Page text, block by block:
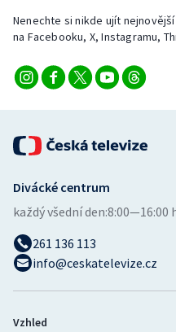
Vodní slalom
Ostatní
Nenechte si nikde ujít
na Facebooku, X, Instagramu,
Divácké centrum
každý všední den:8:00—16:00
261 136 113
info@ceskatelevize.cz
Vzhled